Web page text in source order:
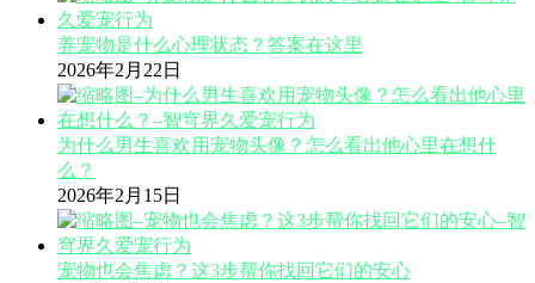
养宠物是什么心理状态？答案在这里
2026年2月22日
为什么男生喜欢用宠物头像？怎么看出他心里在想什
么？
2026年2月15日
宠物也会焦虑？这3步帮你找回它们的安心